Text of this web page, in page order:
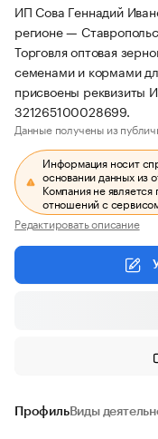
ИП Сова Геннадий
регионе —
Торговля оптовая
семенами и кормами
присвоены
321265100028699.
Данные получены из
Информация носит
основании данных из
Компания не
отношений с
Редактировать описание
ПрофильВиды